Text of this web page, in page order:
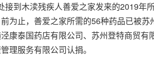
接到木渎残疾人善爱之家发来的2019年
为止，善爱之家所需的56种药品已被
康泰国药店有限公司、苏州登特商贸
理服务有限公司认捐。